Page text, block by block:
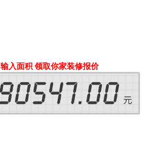
输入面积 领取你家装修报价